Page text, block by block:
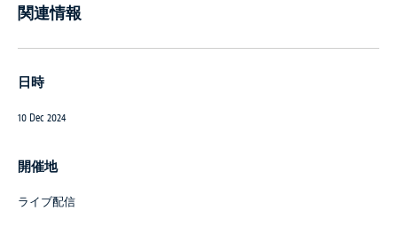
関連情報
日時
10 Dec 2024
開催地
ライブ配信